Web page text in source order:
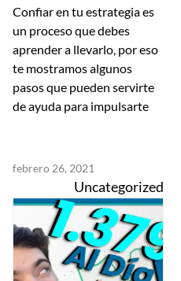
Confiar en tu estrategia es
un proceso que debes
aprender a llevarlo, por eso
te mostramos algunos
pasos que pueden servirte
de ayuda para impulsarte
febrero 26, 2021
Uncategorized